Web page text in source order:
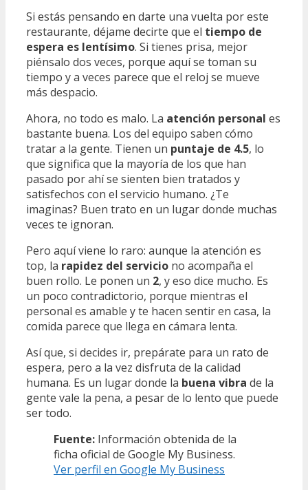
Si estás pensando en darte una vuelta por este
restaurante, déjame decirte que el tiempo de
espera es lentísimo. Si tienes prisa, mejor
piénsalo dos veces, porque aquí se toman su
tiempo y a veces parece que el reloj se mueve
más despacio.
Ahora, no todo es malo. La atención personal es
bastante buena. Los del equipo saben cómo
tratar a la gente. Tienen un puntaje de 4.5, lo
que significa que la mayoría de los que han
pasado por ahí se sienten bien tratados y
satisfechos con el servicio humano. ¿Te
imaginas? Buen trato en un lugar donde muchas
veces te ignoran.
Pero aquí viene lo raro: aunque la atención es
top, la rapidez del servicio no acompaña el
buen rollo. Le ponen un 2, y eso dice mucho. Es
un poco contradictorio, porque mientras el
personal es amable y te hacen sentir en casa, la
comida parece que llega en cámara lenta.
Así que, si decides ir, prepárate para un rato de
espera, pero a la vez disfruta de la calidad
humana. Es un lugar donde la buena vibra de la
gente vale la pena, a pesar de lo lento que puede
ser todo.
Fuente: Información obtenida de la
ficha oficial de Google My Business.
Ver perfil en Google My Business